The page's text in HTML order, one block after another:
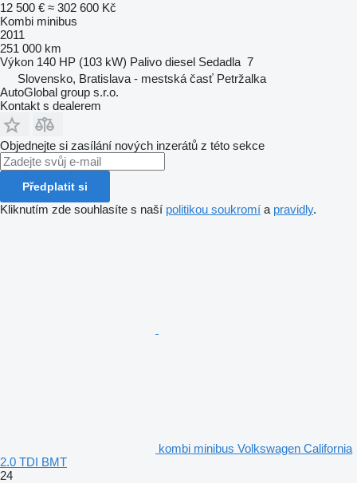
12 500 € ≈ 302 600 Kč
Kombi minibus
2011
251 000 km
Výkon 140 HP (103 kW) Palivo diesel Sedadla 7
Slovensko, Bratislava - mestská časť Petržalka
AutoGlobal group s.r.o.
Kontakt s dealerem
Objednejte si zasílání nových inzerátů z této sekce
Předplatit si
Kliknutím zde souhlasíte s naší politikou soukromí a pravidly.
kombi minibus Volkswagen California
2.0 TDI BMT
24